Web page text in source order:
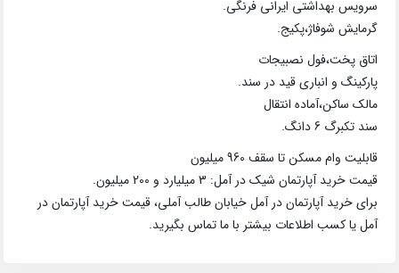
سرویس بهداشتی ایرانی فرنگی.
گرمایش شوفاژ،پکیج.
اتاق پخت،فول نصبیجات
پارکینگ و انباری قید در سند.
مالک ساکن،آماده انتقال
سند تکبرگ 6 دانگ.
قابلیت وام مسکن تا سقف 960 میلیون
قیمت خرید آپارتمان شیک در آمل: 3 میلیارد و 200 میلیون.
برای خرید آپارتمان در آمل خیابان طالب آملی، قیمت خرید آپارتمان در
آمل یا کسب اطلاعات بیشتر با ما تماس بگیرید.